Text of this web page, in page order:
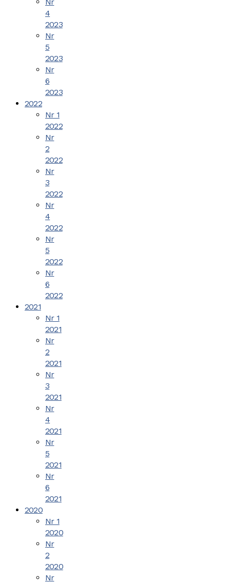
4
2023
Nr
5
2023
Nr
6
2023
2022
Nr 1
2022
Nr
2
2022
Nr
3
2022
Nr
4
2022
Nr
5
2022
Nr
6
2022
2021
Nr 1
2021
Nr
2
2021
Nr
3
2021
Nr
4
2021
Nr
5
2021
Nr
6
2021
2020
Nr 1
2020
Nr
2
2020
Nr